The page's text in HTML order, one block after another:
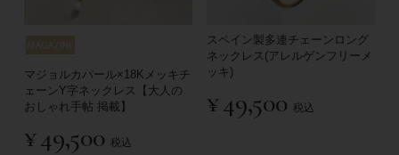
マジョルカパール×18Kメッキチ
ェーンY字ネックレス【大人の
おしゃれ手帖 掲載】
¥49,500 税込
スペイン製多連チェーンロング
ネックレス(アレルゲンフリーメ
ッキ)
¥49,500 税込